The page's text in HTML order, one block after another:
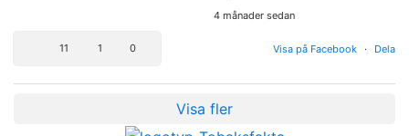
4 månader sedan
Visa på Facebook · Dela
11 1 0
Visa fler